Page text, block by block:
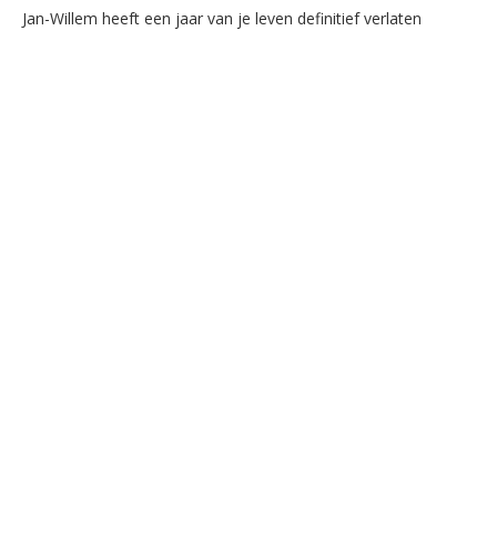
Jan-Willem heeft een jaar van je leven definitief verlaten